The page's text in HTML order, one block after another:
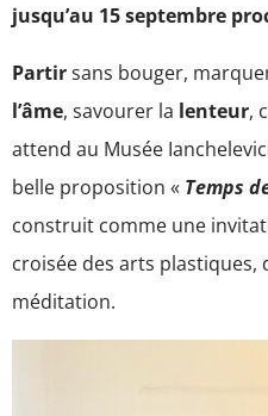
jusqu’au 15 septembre
Partirsans bouger,
l’âme, savourer la lenteur,
attend au Musée
belle proposition « Temps
construit comme une
croisée des arts
méditation.